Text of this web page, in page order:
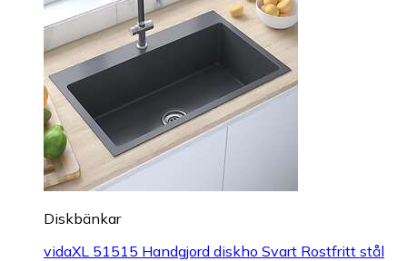
Diskbänkar
vidaXL 51515 Handgjord diskho Svart Rostfritt stål